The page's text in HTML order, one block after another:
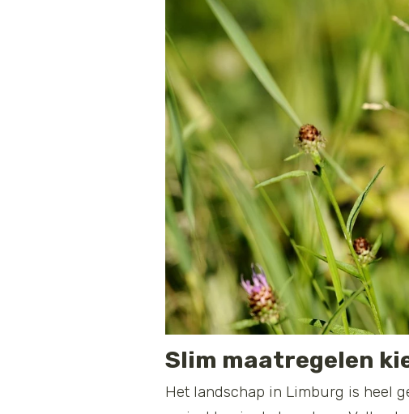
Slim maatregelen
Het landschap in Limburg is heel